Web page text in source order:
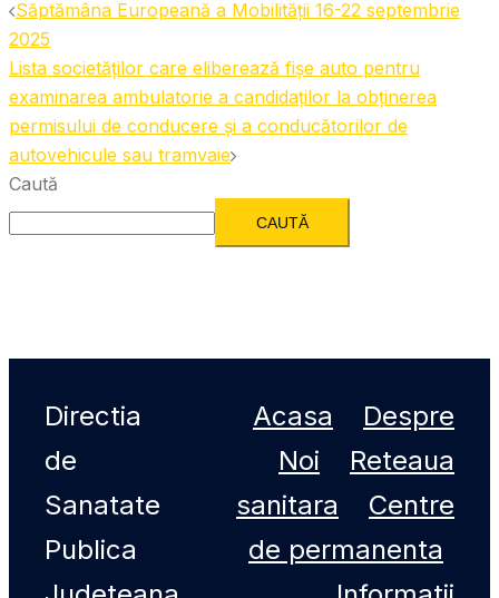
Săptămâna Europeană a Mobilității 16-22 septembrie
2025
Lista societăților care eliberează fișe auto pentru
examinarea ambulatorie a candidaților la obținerea
permisului de conducere și a conducătorilor de
autovehicule sau tramvaie
Caută
CAUTĂ
Directia
de
Sanatate
Publica
Acasa
Despre
Noi
Reteaua
sanitara
Centre
de permanenta